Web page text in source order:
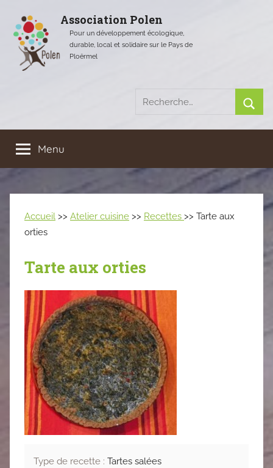
contenu
Association Polen
Pour un développement écologique,
durable, local et solidaire sur le Pays de
Ploërmel
Recherche
:
Menu
Accueil >> Atelier cuisine >> Recettes >> Tarte aux
orties
Tarte aux orties
Type de recette : Tartes salées